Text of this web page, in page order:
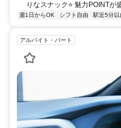
ナックです°˖✧◝(⁰▿⁰)◜✧˖° ❁.
りなスナック⭐ 魅力POINTが
週1日からOK シフト自由 駅近5分以
アルバイト・パート